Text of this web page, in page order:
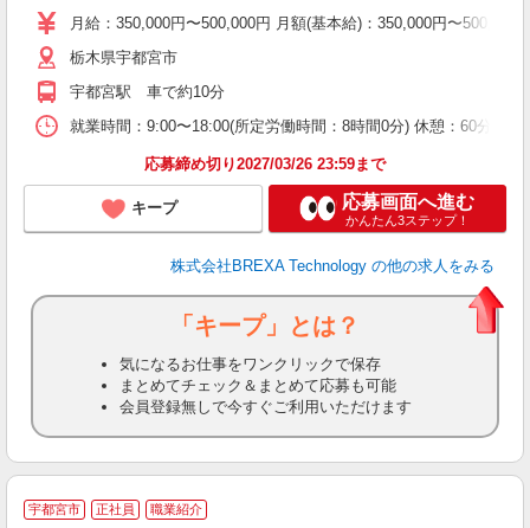
月給：350,000円〜500,000円 月額(基本給)：350,000円〜
栃木県宇都宮市
宇都宮駅 車で約10分
就業時間：9:00〜18:00(所定労働時間：8時間0分) 休憩：60分 時
応募締め切り2027/03/26 23:59まで
キープ 応募画面へ進む
かんたん3ステップ！
株式会社BREXA Technology の他の求人をみる
「キープ」とは？
気になるお仕事をワンクリックで保存
まとめてチェック＆まとめて応募も可能
会員登録無しで今すぐご利用いただけます
宇都宮市 正社員 職業紹介